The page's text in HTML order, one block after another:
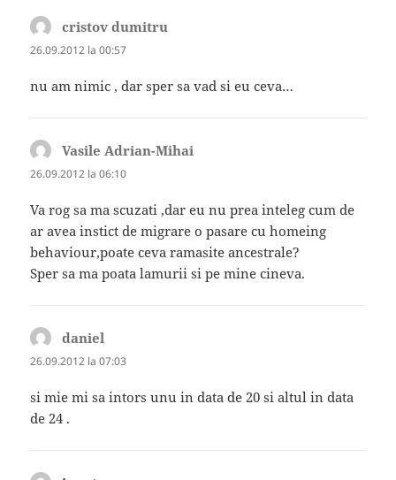
cristov dumitru
26.09.2012 la 00:57
nu am nimic , dar sper sa vad si eu ceva…
Vasile Adrian-Mihai
26.09.2012 la 06:10
Va rog sa ma scuzati ,dar eu nu prea inteleg cum de
ar avea instict de migrare o pasare cu homeing
behaviour,poate ceva ramasite ancestrale?
Sper sa ma poata lamurii si pe mine cineva.
daniel
26.09.2012 la 07:03
si mie mi sa intors unu in data de 20 si altul in data
de 24 .